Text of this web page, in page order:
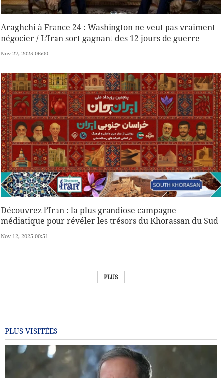
Araghchi à France 24 : Washington ne veut pas vraiment
négocier / L’Iran sort gagnant des 12 jours de guerre
Nov 27, 2025 06:00
Découvrez l’Iran : la plus grandiose campagne
médiatique pour révéler les trésors du Khorassan du Sud
Nov 12, 2025 00:51
PLUS
PLUS VISITÉES